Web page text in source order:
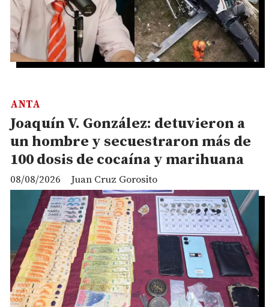
Joaquín V. González: detuvieron a
un hombre y secuestraron más de
100 dosis de cocaína y marihuana
Juan Cruz Gorosito
ANTA
08/08/2026